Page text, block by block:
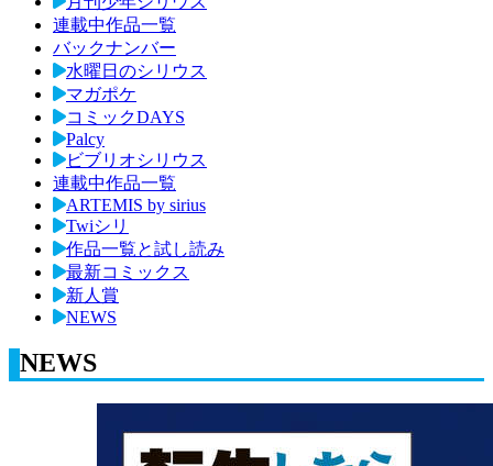
連載中作品一覧
バックナンバー
水曜日のシリウス
マガポケ
コミックDAYS
Palcy
ビブリオシリウス
連載中作品一覧
ARTEMIS by sirius
Twiシリ
作品一覧と試し読み
最新コミックス
新人賞
NEWS
NEWS